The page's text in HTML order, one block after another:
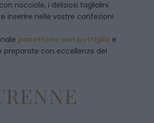
nocciole, i deliziosi tagliolini
inserire nelle vostre confezioni
panettone con bottiglia e
preparate con eccellenze del